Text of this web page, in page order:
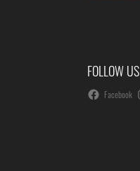
FOLLOW US
Facebook